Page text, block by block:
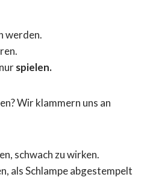
werden.
spielen.
Wir klammern uns an
schwach zu wirken.
als Schlampe abgestempelt